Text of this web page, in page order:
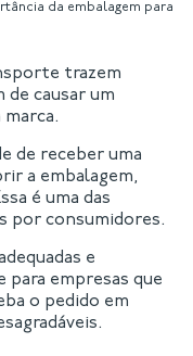
da embalagem para
trazem
causar um
de receber uma
a embalagem,
é uma das
por consumidores.
e
empresas que
o pedido em